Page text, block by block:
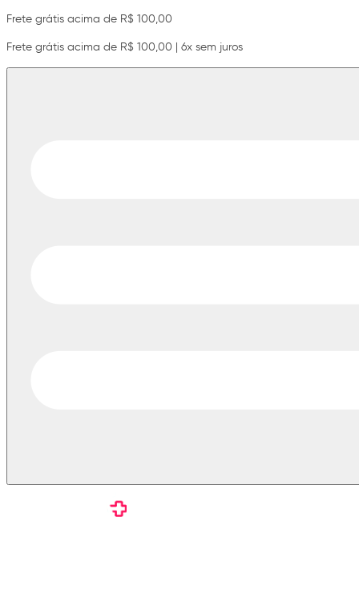
Frete grátis acima de R$ 100,00
Frete grátis acima de R$ 100,00 | 6x sem juros